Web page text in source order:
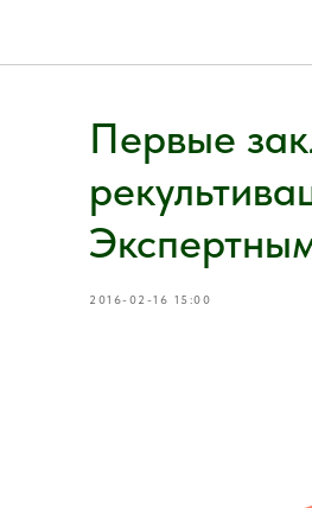
Первые
2016-02-16 15:00